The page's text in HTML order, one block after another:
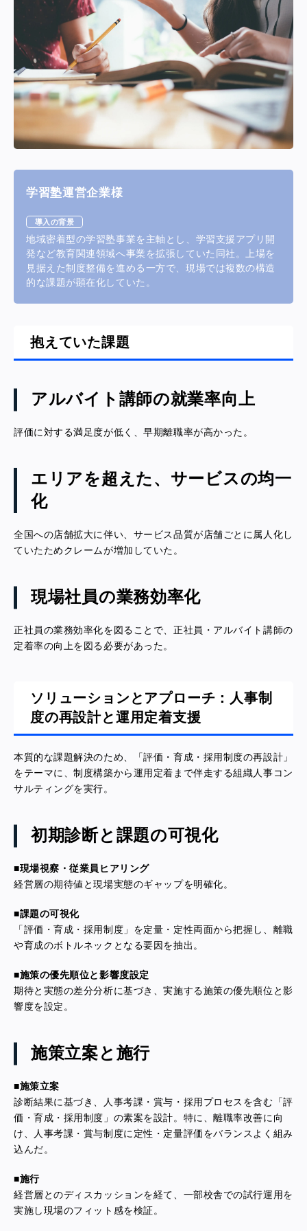
学習塾運営企業様
導入の背景
地域密着型の学習塾事業を主軸とし、学習支援アプリ開
発など教育関連領域へ事業を拡張していた同社。上場を
見据えた制度整備を進める一方で、現場では複数の構造
的な課題が顕在化していた。
抱えていた課題
アルバイト講師の就業率向上
評価に対する満足度が低く、早期離職率が高かった。
エリアを超えた、サービスの均一
化
全国への店舗拡大に伴い、サービス品質が店舗ごとに属人化し
ていたためクレームが増加していた。
現場社員の業務効率化
正社員の業務効率化を図ることで、正社員・アルバイト講師の
定着率の向上を図る必要があった。
ソリューションとアプローチ：人事制
度の再設計と運用定着支援
本質的な課題解決のため、「評価・育成・採用制度の再設計」
をテーマに、制度構築から運用定着まで伴走する組織人事コン
サルティングを実行。
初期診断と課題の可視化
■現場視察・従業員ヒアリング
経営層の期待値と現場実態のギャップを明確化。
■課題の可視化
「評価・育成・採用制度」を定量・定性両面から把握し、離職
や育成のボトルネックとなる要因を抽出。
■施策の優先順位と影響度設定
期待と実態の差分分析に基づき、実施する施策の優先順位と影
響度を設定。
施策立案と施行
■施策立案
診断結果に基づき、人事考課・賞与・採用プロセスを含む「評
価・育成・採用制度」の素案を設計。特に、離職率改善に向
け、人事考課・賞与制度に定性・定量評価をバランスよく組み
込んだ。
■施行
経営層とのディスカッションを経て、一部校舎での試行運用を
実施し現場のフィット感を検証。